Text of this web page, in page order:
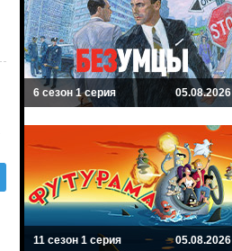
6 сезон 1 серия 05.08.2026
11 сезон 1 серия 05.08.2026